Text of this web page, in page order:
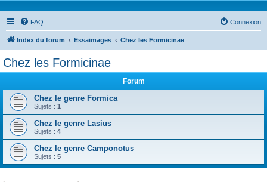
FAQ Connexion
Index du forum Essaimages Chez les Formicinae
Chez les Formicinae
Forum
Chez le genre Formica
Sujets : 1
Chez le genre Lasius
Sujets : 4
Chez le genre Camponotus
Sujets : 5